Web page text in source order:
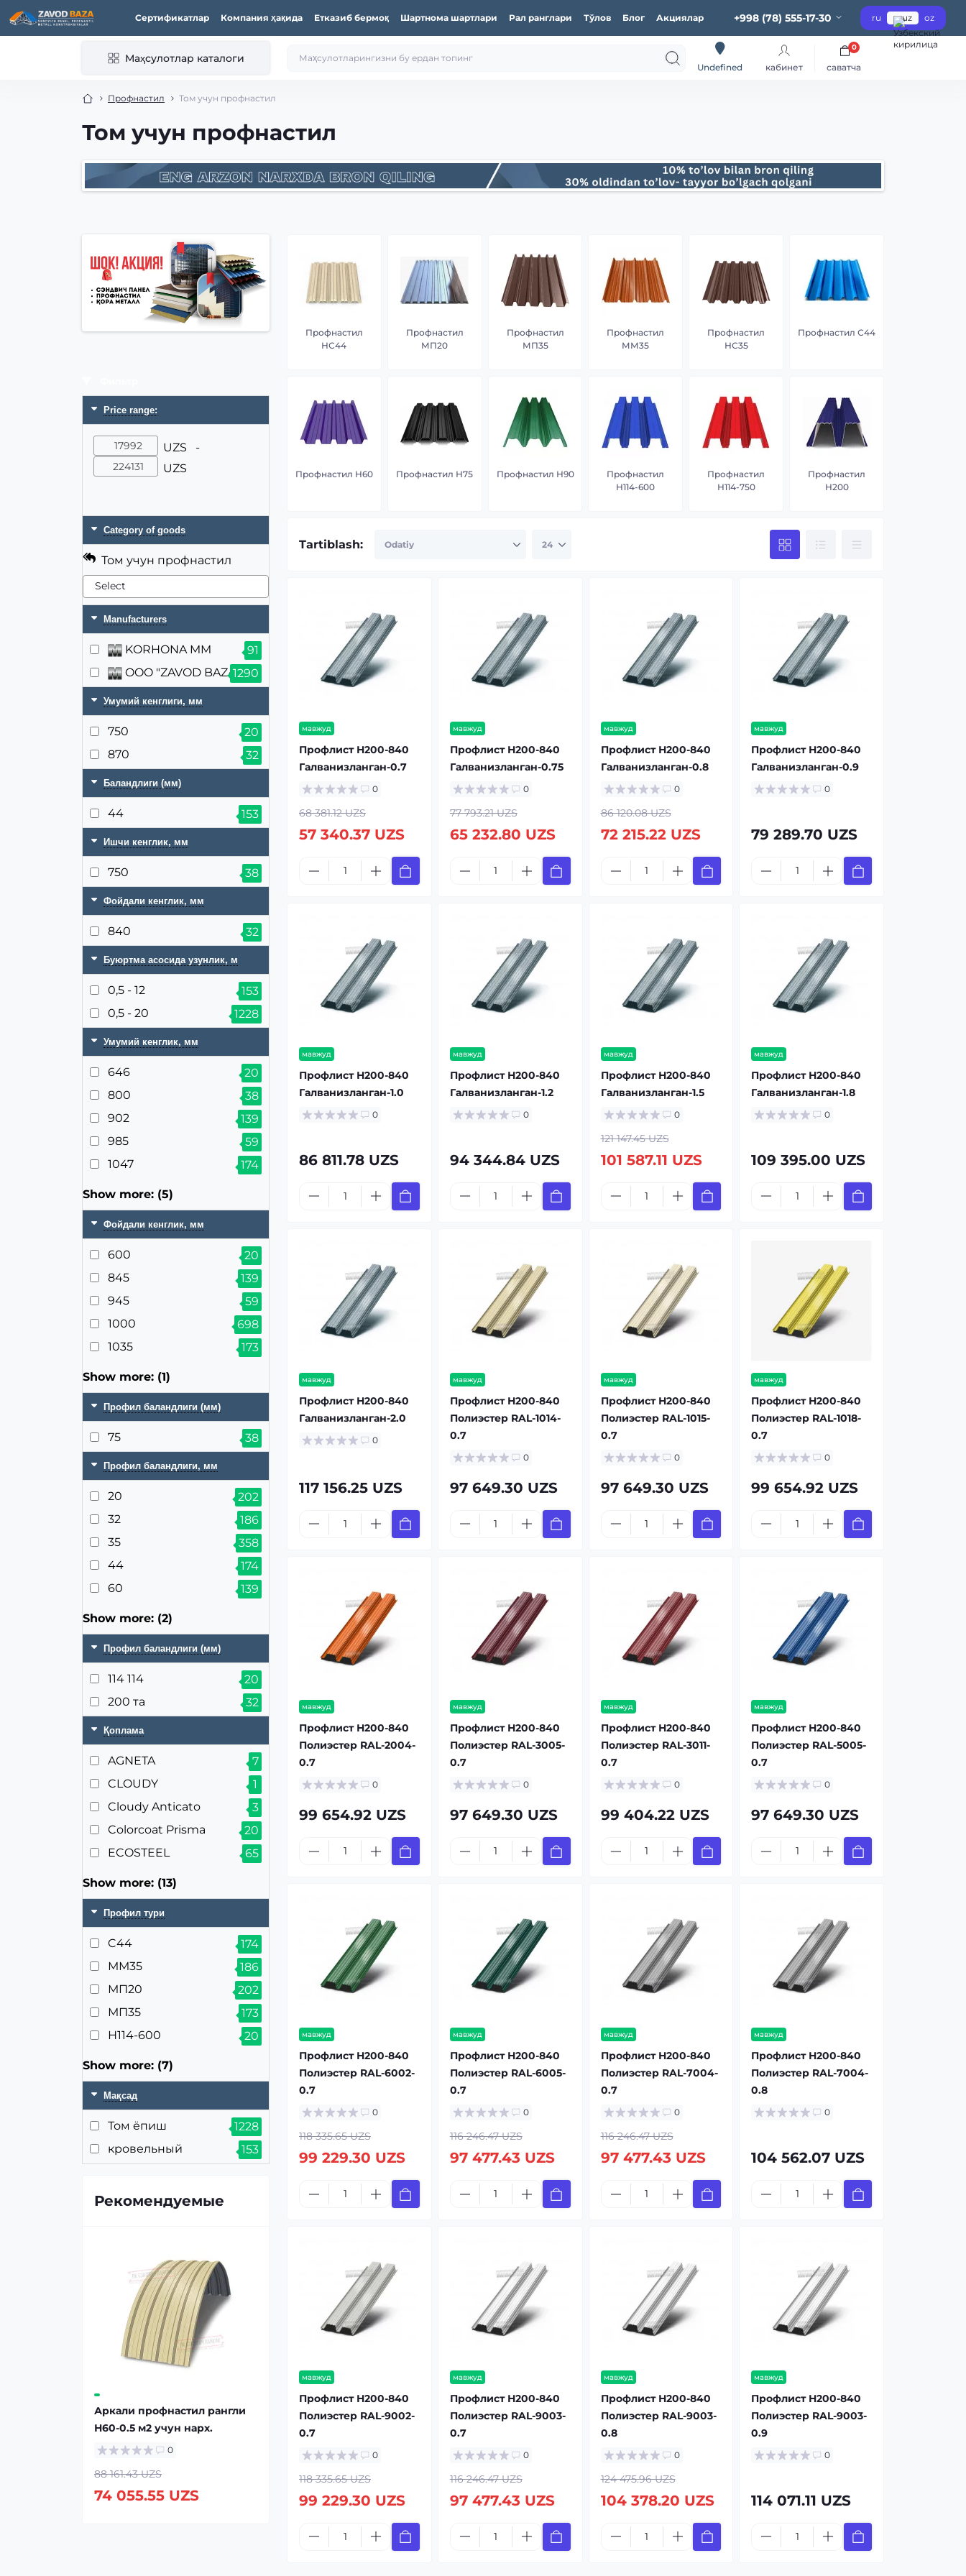
Сертификатлар Компания ҳақида Етказиб бермоқ Шартнома шартлари Рал ранглари Тўлов Блог Акциялар +998 (78) 555-17-30 ru uz oz
Маҳсулотлар каталоги
Undefined кабинет саватча
0
Профнастил Том учун профнастил
Том учун профнастил
Price range:
UZS -
UZS
Category of goods
Том учун профнастил
Manufacturers
KORHONA MM
91
OOO "ZAVOD BAZA"1290
Умумий кенглиги, мм
750
20
870
32
Баландлиги (мм)
44 153
Ишчи кенглик, мм
750 38
Фойдали кенглик, мм
840 32
Буюртма асосида узунлик, м
0,5 - 12
153
0,5 - 20
1228
Умумий кенглик, мм
646
20
800
38
902
139
985
59
1047
174
Show more: (5)
Фойдали кенглик, мм
600
20
845
139
945
59
1000
698
1035
173
Show more: (1)
Профил баландлиги (мм)
75 38
Профил баландлиги, мм
20
202
32
186
35
358
44
174
60
139
Show more: (2)
Профил баландлиги (мм)
114 114
20
200 та
32
Қоплама
AGNETA
7
CLOUDY
1
Cloudy Anticato
3
Colorcoat Prisma
20
ECOSTEEL
65
Show more: (13)
Профил тури
C44
174
ММ35
186
МП20
202
МП35
173
Н114-600
20
Show more: (7)
Мақсад
Том ёпиш
1228
кровельный
153
Рекомендуемые
Аркали профнастил рангли
Н60-0.5 м2 учун нарх.
0
88 161.43 UZS
74 055.55 UZS
Профнастил
НС44
Профнастил
МП20
Профнастил
МП35
Профнастил
ММ35
Профнастил
НС35
Профнастил С44
Профнастил Н60 Профнастил Н75 Профнастил Н90
Профнастил
Н114-600
Профнастил
Н114-750
Профнастил
Н200
Tartiblash:
мавжуд
Профлист Н200-840
Галванизланган-0.7
0
68 381.12 UZS
57 340.37 UZS
мавжуд
Профлист Н200-840
Галванизланган-0.75
0
77 793.21 UZS
65 232.80 UZS
мавжуд
Профлист Н200-840
Галванизланган-0.8
0
86 120.08 UZS
72 215.22 UZS
мавжуд
Профлист Н200-840
Галванизланган-0.9
0
79 289.70 UZS
мавжуд
Профлист Н200-840
Галванизланган-1.0
0
86 811.78 UZS
мавжуд
Профлист Н200-840
Галванизланган-1.2
0
94 344.84 UZS
мавжуд
Профлист Н200-840
Галванизланган-1.5
0
121 147.45 UZS
101 587.11 UZS
мавжуд
Профлист Н200-840
Галванизланган-1.8
0
109 395.00 UZS
мавжуд
Профлист Н200-840
Галванизланган-2.0
0
117 156.25 UZS
мавжуд
Профлист Н200-840
Полиэстер RAL-1014-
0.7
0
97 649.30 UZS
мавжуд
Профлист Н200-840
Полиэстер RAL-1015-
0.7
0
97 649.30 UZS
мавжуд
Профлист Н200-840
Полиэстер RAL-1018-
0.7
0
99 654.92 UZS
мавжуд
Профлист Н200-840
Полиэстер RAL-2004-
0.7
0
99 654.92 UZS
мавжуд
Профлист Н200-840
Полиэстер RAL-3005-
0.7
0
97 649.30 UZS
мавжуд
Профлист Н200-840
Полиэстер RAL-3011-
0.7
0
99 404.22 UZS
мавжуд
Профлист Н200-840
Полиэстер RAL-5005-
0.7
0
97 649.30 UZS
мавжуд
Профлист Н200-840
Полиэстер RAL-6002-
0.7
0
118 335.65 UZS
99 229.30 UZS
мавжуд
Профлист Н200-840
Полиэстер RAL-6005-
0.7
0
116 246.47 UZS
97 477.43 UZS
мавжуд
Профлист Н200-840
Полиэстер RAL-7004-
0.7
0
116 246.47 UZS
97 477.43 UZS
мавжуд
Профлист Н200-840
Полиэстер RAL-7004-
0.8
0
104 562.07 UZS
мавжуд
Профлист Н200-840
Полиэстер RAL-9002-
0.7
0
118 335.65 UZS
99 229.30 UZS
мавжуд
Профлист Н200-840
Полиэстер RAL-9003-
0.7
0
116 246.47 UZS
97 477.43 UZS
мавжуд
Профлист Н200-840
Полиэстер RAL-9003-
0.8
0
124 475.96 UZS
104 378.20 UZS
мавжуд
Профлист Н200-840
Полиэстер RAL-9003-
0.9
0
114 071.11 UZS